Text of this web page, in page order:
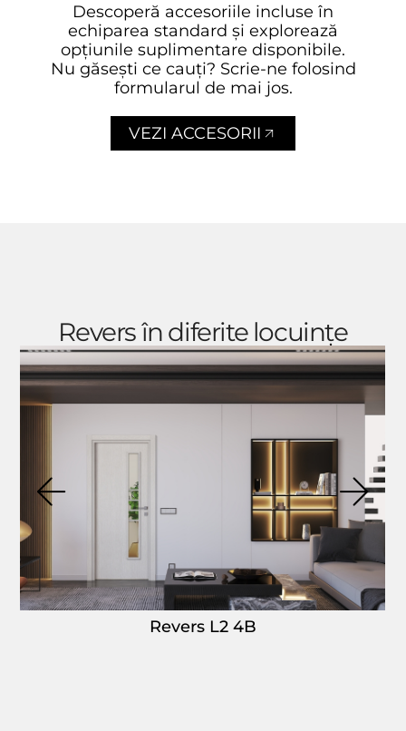
Descoperă accesoriile incluse în
echiparea standard și explorează
opțiunile suplimentare disponibile.
Nu găsești ce cauți? Scrie-ne folosind
formularul de mai jos.
VEZI ACCESORII
Revers în diferite locuințe
Revers L2 4B